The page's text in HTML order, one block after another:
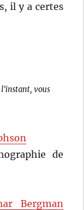
il y a certes
l'instant, vous
de
Bergman